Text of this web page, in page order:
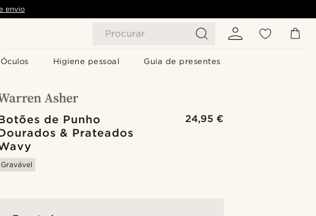
Procurar
Óculos Higiene pessoal Guia de presentes
envio
de Punho
& Prateados
24,95 €
Gravável